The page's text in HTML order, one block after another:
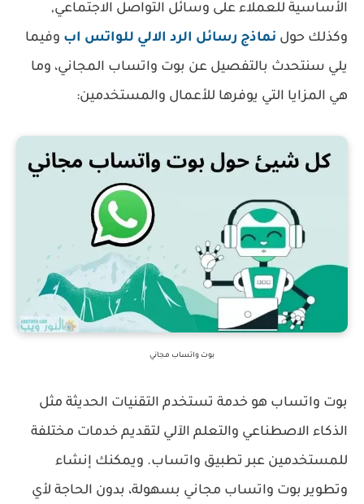
الأساسية للعملاء على وسائل التواصل الاجتماعي,
وكذلك حول نماذج رسائل الرد الالي للواتس اب وفيما
يلي سنتحدث بالتفصيل عن بوت واتساب المجاني، وما
هي المزايا التي يوفرها للأعمال والمستخدمين:
بوت واتساب مجاني
بوت واتساب هو خدمة تستخدم التقنيات الحديثة مثل
الذكاء الاصطناعي والتعلم الآلي لتقديم خدمات مختلفة
للمستخدمين عبر تطبيق واتساب. ويمكنك إنشاء
وتطوير بوت واتساب مجاني بسهولة، بدون الحاجة لأي